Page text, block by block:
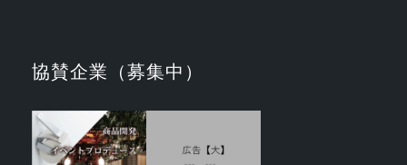
シ
ョ
ン
協賛企業（募集中）